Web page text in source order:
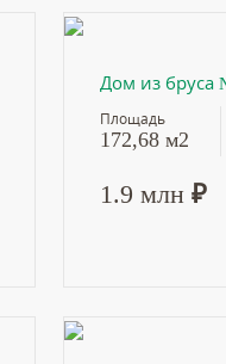
Дом из бруса
Площадь
172,68 м2
1.9 млн ₽